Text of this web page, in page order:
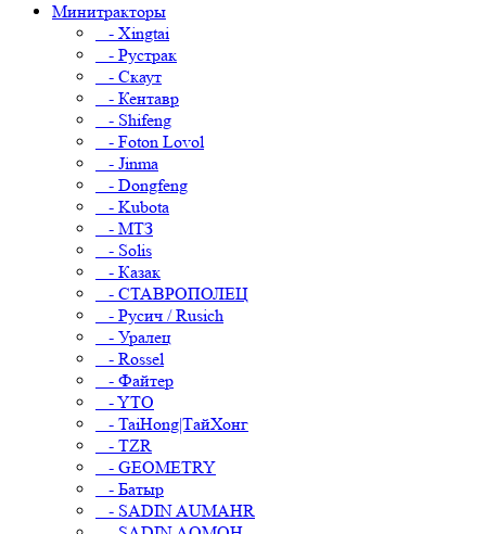
Минитракторы
- Xingtai
- Рустрак
- Скаут
- Кентавр
- Shifeng
- Foton Lovol
- Jinma
- Dongfeng
- Kubota
- МТЗ
- Solis
- Казак
- СТАВРОПОЛЕЦ
- Русич / Rusich
- Уралец
- Rossel
- Файтер
- YTO
- TaiHong|ТайХонг
- TZR
- GEOMETRY
- Батыр
- SADIN AUMAHR